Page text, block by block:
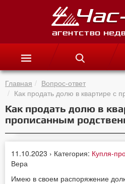
Главная
Вопрос-ответ
Как продать долю в квартире с
Как продать долю в
прописанным
11.10.2023 › Категория: Купля-
Вера
Имею в своем распоряжение